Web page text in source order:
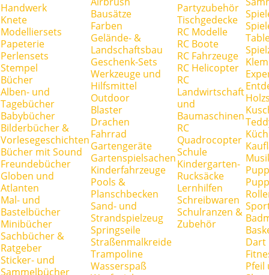
Handwerk
Knete
Modelliersets
Papeterie
Perlensets
Stempel
Bücher
Alben- und
Tagebücher
Babybücher
Bilderbücher &
Vorlesegeschichten
Bücher mit Sound
Freundebücher
Globen und
Atlanten
Mal- und
Bastelbücher
Minibücher
Sachbücher &
Ratgeber
Sticker- und
Sammelbücher
Bausätze
Farben
Gelände- &
Landschaftsbau
Geschenk-Sets
Werkzeuge und
Hilfsmittel
Outdoor
Blaster
Drachen
Fahrrad
Gartengeräte
Gartenspielsachen
Kinderfahrzeuge
Pools &
Planschbecken
Sand- und
Strandspielzeug
Springseile
Straßenmalkreide
Trampoline
Wasserspaß
Partyzubehör
Tischgedecke
RC Modelle
RC Boote
RC Fahrzeuge
RC Helicopter
RC
Landwirtschaft
und
Baumaschinen
RC
Quadrocopter
Schule
Kindergarten-
Rucksäcke
Lernhilfen
Schreibwaren
Schulranzen &
Zubehör
Dart
Pfeil